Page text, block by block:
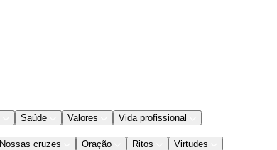
Saúde Valores Vida profissional
Nossas cruzes Oração Ritos Virtudes